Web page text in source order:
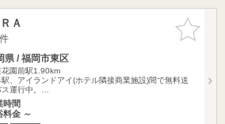
お気に入
りに追加
Ａ
県 / 福岡市東区
花園前駅1.90km
駅、アイランドアイ(ホテル隣接商業施設)間で無料送
ス運行中。…
時間
料金 ～